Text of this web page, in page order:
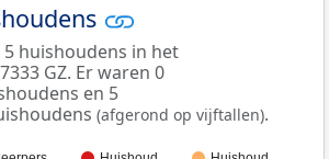
huishoudens in het
GZ. Er waren 0
en 5
(afgerond op vijftallen).